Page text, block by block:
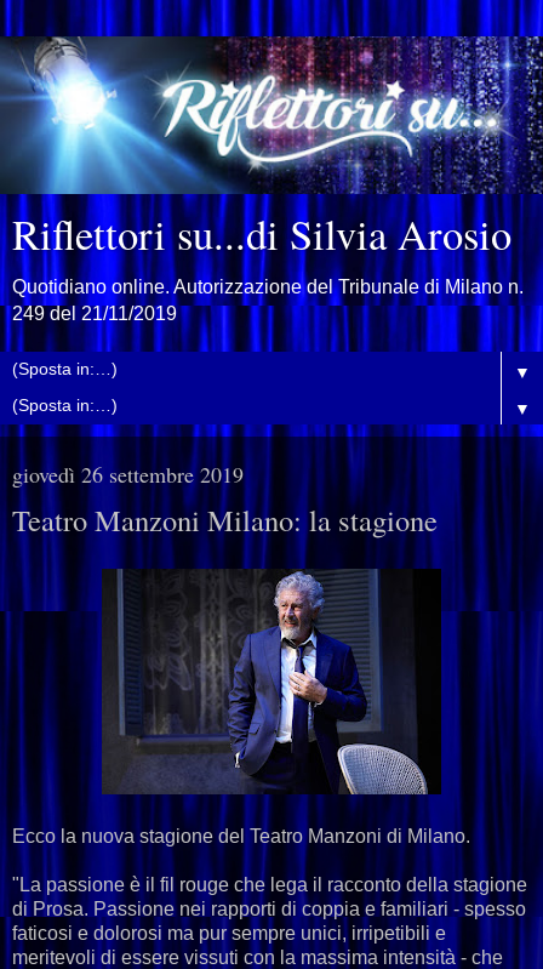
Riflettori su...di Silvia Arosio
Quotidiano online. Autorizzazione del Tribunale di Milano n.
249 del 21/11/2019
▼
▼
giovedì 26 settembre 2019
Teatro Manzoni Milano: la stagione
Ecco la nuova stagione del Teatro Manzoni di Milano.
"La passione è il fil rouge che lega il racconto della stagione
di Prosa. Passione nei rapporti di coppia e familiari - spesso
faticosi e dolorosi ma pur sempre unici, irripetibili e
meritevoli di essere vissuti con la massima intensità - che